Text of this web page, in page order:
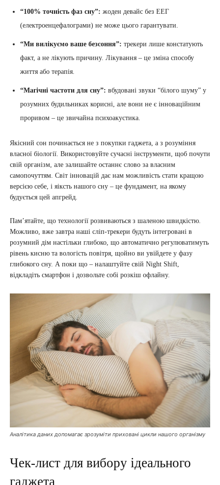
“100% точність фаз сну”: жоден девайс без ЕЕГ
(електроенцефалограми) не може цього гарантувати.
“Ми вилікуємо ваше безсоння”: трекери лише констатують
факт, а не лікують причину. Лікування – це зміна способу
життя або терапія.
“Магічні частоти для сну”: вбудовані звуки “білого шуму” у
розумних будильниках корисні, але вони не є інноваційним
проривом – це звичайна психоакустика.
Якісний сон починається не з покупки гаджета, а з розуміння
власної біології. Використовуйте сучасні інструменти, щоб почути
свій організм, але залишайте останнє слово за власним
самопочуттям. Світ інновацій дає нам можливість стати кращою
версією себе, і яіксть нашого сну – це фундамент, на якому
будується цей апгрейд.
Пам’ятайте, що технології розвиваються з шаленою швидкістю.
Можливо, вже завтра наші сліп-трекери будуть інтегровані в
розумний дім настільки глибоко, що автоматично регулюватимуть
рівень кисню та вологість повітря, щойно ви увійдете у фазу
глибокого сну. А поки що – налаштуйте свій Night Shift,
відкладіть смартфон і дозвольте собі розкіш офлайну.
Аналітика даних допомагає зрозуміти приховані цикли нашого організму
Чек-лист для вибору ідеального
гаджета